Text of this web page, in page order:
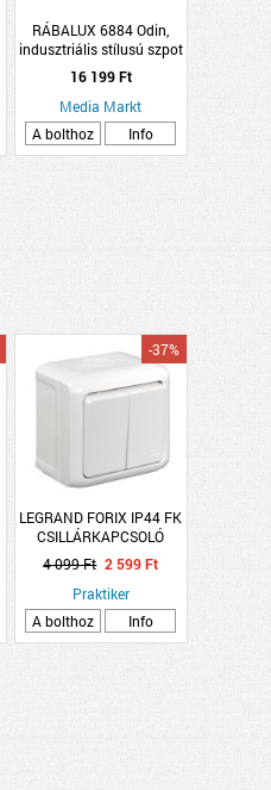
RÁBALUX 6884 Odin,
indusztriális stílusú szpot
lámpa E14 3x MAX 40W
metál barna
16 199 Ft
Media Markt
A bolthoz
Info
LEGRAND FORIX IP44 FK
CSILLÁRKAPCSOLÓ
FEHÉR 10A 250V
-37%
4 099 Ft 2 599 Ft
Praktiker
A bolthoz
Info